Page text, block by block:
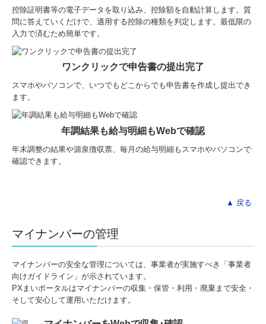
控除証明書等の電子データを取り込み、控除額を自動計算します。質
問に答えていくだけで、適用する控除の種類を判定します。最低限の
入力で済むため簡単です。
ワンクリックで申告書の提出完了
スマホやパソコンで、いつでもどこからでも申告書を作成し提出でき
ます。
年調結果も給与明細もWebで確認
年末調整の結果や源泉徴収票、毎月の給与明細もスマホやパソコンで
確認できます。
▲ 戻る
マイナンバーの管理
マイナンバーの安全な管理については、事業者が実施すべき「事業者
向けガイドライン」が示されています。
PXまいポータルはマイナンバーの収集・保管・利用・廃棄まで安全・
そして安心して運用いただけます。